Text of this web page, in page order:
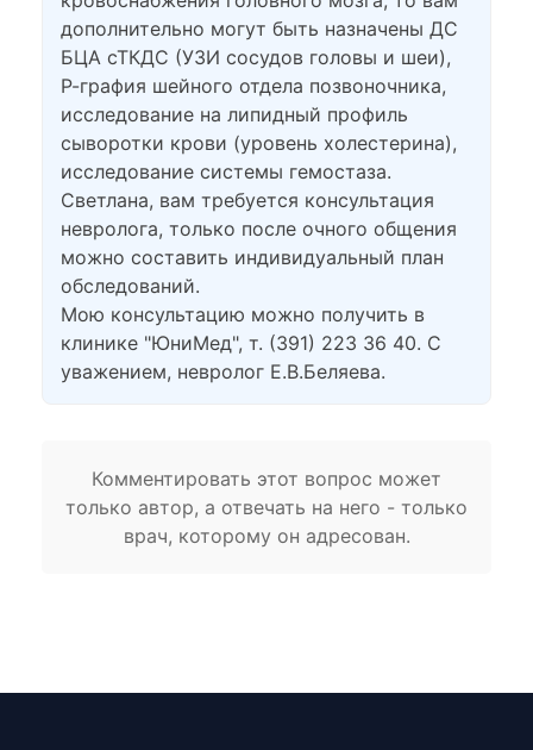
дополнительно могут быть назначены ДС
БЦА сТКДС (УЗИ сосудов головы и шеи),
Р-графия шейного отдела позвоночника,
исследование на липидный профиль
сыворотки крови (уровень холестерина),
исследование системы гемостаза.
Светлана, вам требуется консультация
невролога, только после очного общения
можно составить индивидуальный план
обследований.
Мою консультацию можно получить в
клинике "ЮниМед", т. (391) 223 36 40. С
уважением, невролог Е.В.Беляева.
Комментировать этот вопрос может
только автор, а отвечать на него - только
врач, которому он адресован.